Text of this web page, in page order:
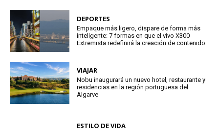
DEPORTES
Empaque más ligero, dispare de forma más
inteligente: 7 formas en que el vivo X300
Extremista redefinirá la creación de contenido
VIAJAR
Nobu inaugurará un nuevo hotel, restaurante y
residencias en la región portuguesa del
Algarve
ESTILO DE VIDA